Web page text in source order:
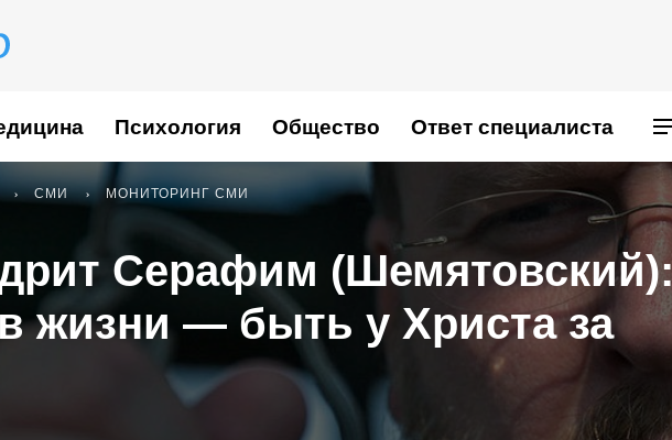
Психология Общество Ответ специалиста
СМИ МОНИТОРИНГ СМИ
Серафим (Шемятовский):
жизни — быть у Христа за